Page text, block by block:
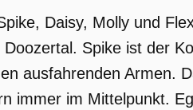
Daisy, Molly und
Spike ist der
ausfahrenden Armen.
immer im Mittelpunkt.